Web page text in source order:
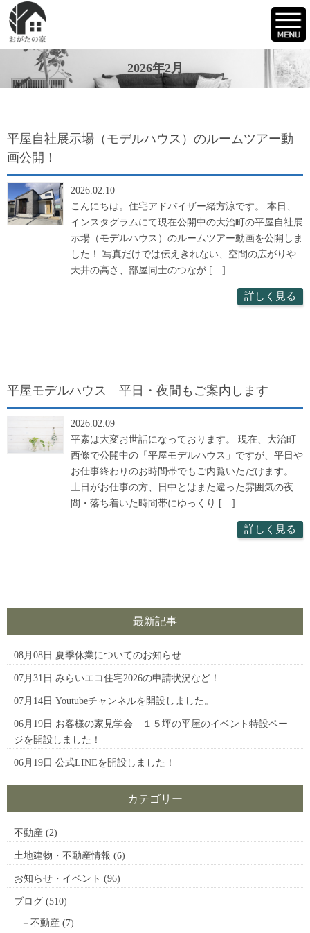
2026年2月
平屋自社展示場（モデルハウス）のルームツアー動
画公開！
2026.02.10
こんにちは。住宅アドバイザー緒方涼です。 本日、
インスタグラムにて現在公開中の大治町の平屋自社展
示場（モデルハウス）のルームツアー動画を公開しま
した！ 写真だけでは伝えきれない、空間の広がりや
天井の高さ、部屋同士のつなが […]
詳しく見る
平屋モデルハウス 平日・夜間もご案内します
2026.02.09
平素は大変お世話になっております。 現在、大治町
西條で公開中の「平屋モデルハウス」ですが、平日や
お仕事終わりのお時間帯でもご内覧いただけます。
土日がお仕事の方、日中とはまた違った雰囲気の夜
間・落ち着いた時間帯にゆっくり […]
詳しく見る
最新記事
08月08日 夏季休業についてのお知らせ
07月31日 みらいエコ住宅2026の申請状況など！
07月14日 Youtubeチャンネルを開設しました。
06月19日 お客様の家見学会 １５坪の平屋のイベント特設ペー
ジを開設しました！
06月19日 公式LINEを開設しました！
カテゴリー
不動産 (2)
土地建物・不動産情報 (6)
お知らせ・イベント (96)
ブログ (510)
不動産 (7)